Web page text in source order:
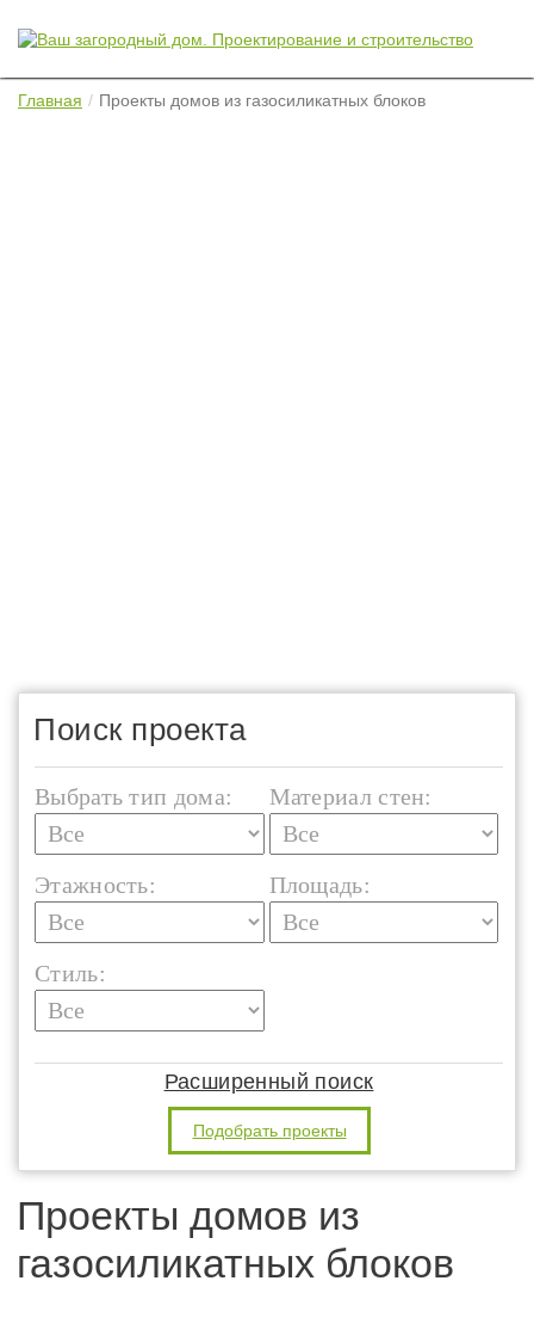
Главная Проекты домов из газосиликатных блоков
Поиск проекта
Выбрать тип дома: Материал стен:
Этажность: Площадь:
Стиль:
Расширенный поиск
Подобрать проекты
Проекты домов из
газосиликатных блоков